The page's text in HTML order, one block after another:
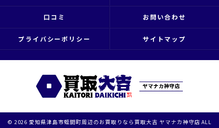
口コミ お問い合わせ
プライバシーポリシー サイトマップ
© 2026 愛知県津島市蛭間町周辺のお買取りなら買取大吉 ヤマナカ神守店 ALL